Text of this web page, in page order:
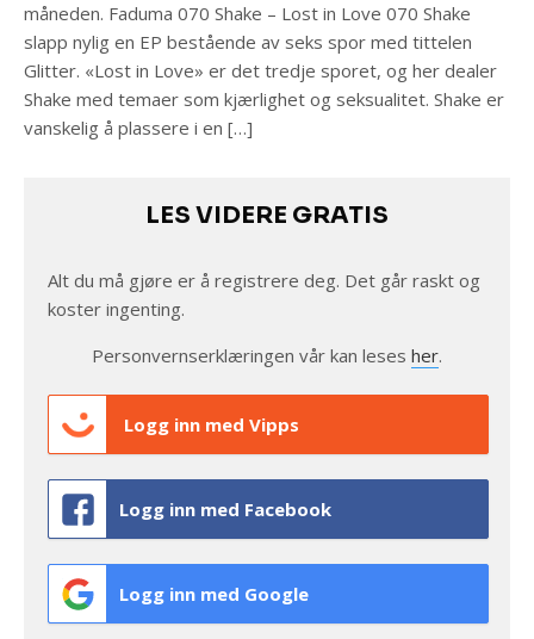
måneden. Faduma 070 Shake – Lost in Love 070 Shake
slapp nylig en EP bestående av seks spor med tittelen
Glitter. «Lost in Love» er det tredje sporet, og her dealer
Shake med temaer som kjærlighet og seksualitet. Shake er
vanskelig å plassere i en […]
LES VIDERE GRATIS
Alt du må gjøre er å registrere deg. Det går raskt og
koster ingenting.
Personvernserklæringen vår kan leses her.
Logg inn med Vipps
Logg inn med Facebook
Logg inn med Google